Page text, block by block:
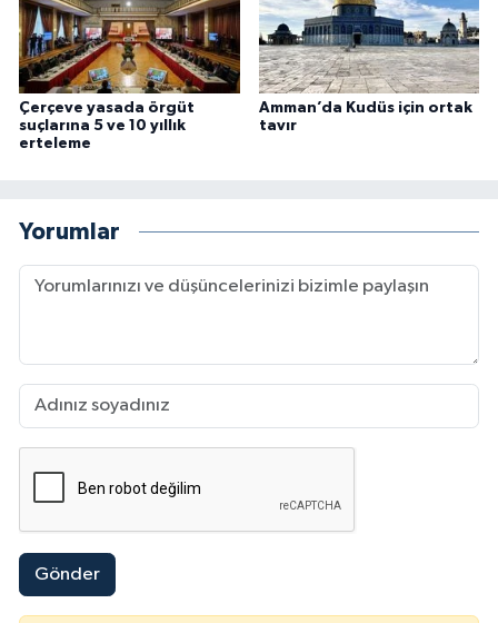
Çerçeve yasada örgüt
suçlarına 5 ve 10 yıllık
erteleme
Amman’da Kudüs için ortak
tavır
Yorumlar
Gönder